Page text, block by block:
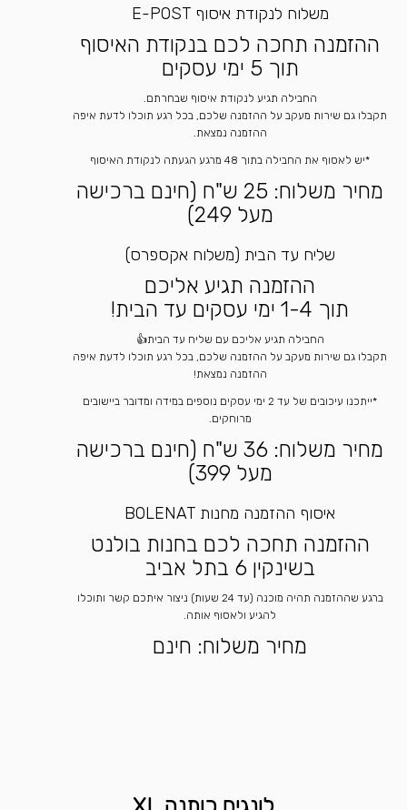
משלוח לנקודת איסוף E-POST
ההזמנה תחכה לכם בנקודת האיסוף
תוך 5 ימי עסקים
החבילה תגיע לנקודת איסוף שבחרתם.
תקבלו גם שירות מעקב על ההזמנה שלכם, בכל רגע תוכלו לדעת איפה
ההזמנה נמצאת.
*יש לאסוף את החבילה בתוך 48 מרגע הגעתה לנקודת האיסוף
מחיר משלוח: 25 ש"ח (חינם ברכישה
מעל 249)
שליח עד הבית (משלוח אקספרס)
ההזמנה תגיע אליכם
תוך 1-4 ימי עסקים עד הבית!
החבילה תגיע אליכם עם שליח עד הבית👍
תקבלו גם שירות מעקב על ההזמנה שלכם, בכל רגע תוכלו לדעת איפה
ההזמנה נמצאת!
*ייתכנו עיכובים של עד 2 ימי עסקים נוספים במידה ומדובר ביישובים
מרוחקים.
מחיר משלוח: 36 ש"ח (חינם ברכישה
מעל 399)
איסוף ההזמנה מחנות BOLENAT
ההזמנה תחכה לכם בחנות בולנט
בשינקין 6 בתל אביב
ברגע שההזמנה תהיה מוכנה (עד 24 שעות) ניצור איתכם קשר ותוכלו
להגיע ולאסוף אותה.
מחיר משלוח: חינם